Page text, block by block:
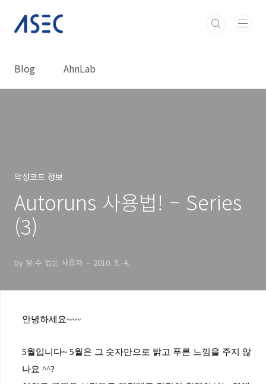
Blog AhnLab
악성코드 정보
Autoruns 사용법! – Series
(3)
by 알 수 없는 사용자 2010. 5. 4.
안녕하세요~~~
5월입니다~ 5월은 그 숫자만으로 밝고 푸른 느낌을 주지
않
나요 ^^?